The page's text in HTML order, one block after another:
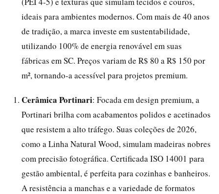
ideais para ambientes modernos. Com mais de 40 anos
de tradição, a marca investe em sustentabilidade,
utilizando 100% de energia renovável em suas
fábricas em SC. Preços variam de R$ 80 a R$ 150 por
m², tornando-a acessível para projetos premium.
Cerâmica Portinari: Focada em design premium, a
Portinari brilha com acabamentos polidos e acetinados
que resistem a alto tráfego. Suas coleções de 2026,
como a Linha Natural Wood, simulam madeiras nobres
com precisão fotográfica. Certificada ISO 14001 para
gestão ambiental, é perfeita para cozinhas e banheiros.
A resistência a manchas e a variedade de formatos